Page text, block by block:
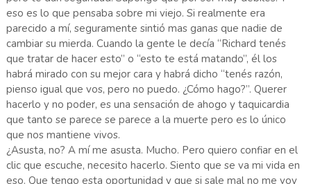
eso es lo que pensaba sobre mi viejo. Si realmente era
parecido a mí, seguramente sintió mas ganas que nadie de
cambiar su mierda. Cuando la gente le decía “Richard tenés
que tratar de hacer esto” o “esto te está matando”, él los
habrá mirado con su mejor cara y habrá dicho “tenés razón,
pienso igual que vos, pero no puedo. ¿Cómo hago?”. Querer
hacerlo y no poder, es una sensación de ahogo y taquicardia
que tanto se parece se parece a la muerte pero es lo único
que nos mantiene vivos.
¿Asusta, no? A mí me asusta. Mucho. Pero quiero confiar en el
clic que escuche, necesito hacerlo. Siento que se va mi vida en
eso. Que tengo esta oportunidad y que si sale mal no me voy